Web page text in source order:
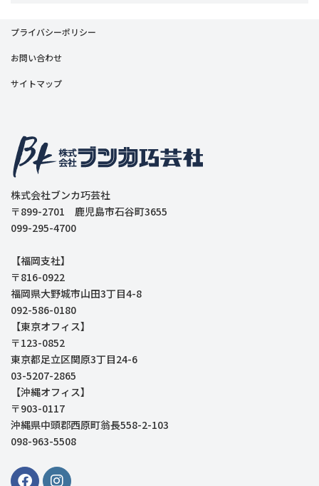
プライバシーポリシー
お問い合わせ
サイトマップ
株式会社ブンカ巧芸社
〒899-2701 鹿児島市石谷町3655
099-295-4700
【福岡支社】
〒816-0922
福岡県大野城市山田3丁目4-8
092-586-0180
【東京オフィス】
〒123-0852
東京都足立区関原3丁目24-6
03-5207-2865
【沖縄オフィス】
〒903-0117
沖縄県中頭郡西原町翁長558-2-103
098-963-5508